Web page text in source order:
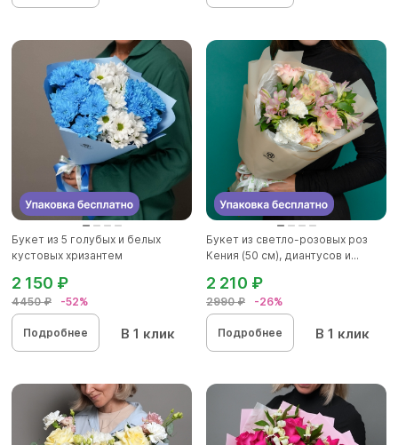
Букет из 5 голубых и белых
кустовых хризантем
4450 ₽ -52%
2 150 ₽
Подробнее В 1 клик
Букет из светло-розовых роз
Кения (50 см), диантусов и...
2990 ₽ -26%
2 210 ₽
Подробнее В 1 клик